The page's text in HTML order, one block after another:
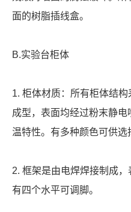
面的树脂插线盒。
B.实验台柜体
1. 柜体材质：所有柜体结
成型，表面均经过粉末静
温特性。有多种颜色可供选
2. 框架是由电焊焊接制成，
有四个水平可调脚。